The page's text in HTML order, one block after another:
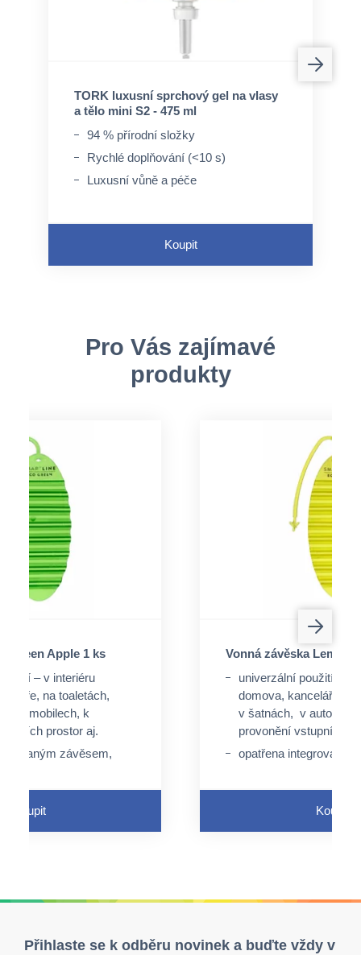
TORK luxusní sprchový gel na vlasy
a tělo mini S2 - 475 ml
94 % přírodní složky
Rychlé doplňování (<10 s)
Luxusní vůně a péče
Koupit
Pro Vás zajímavé
produkty
Green Apple 1 ks
– v interiéru
na toaletách,
automobilech, k
prostor aj.
závěsem,
otvor a pružný
průtokem tekutin
Koupit
Vonná závěska Lemon
univerzální použití – v
domova, kanceláře,
v šatnách, v
provonění vstupních
opatřena
využít perforovaný
neaktivuje se
Koupit
Přihlaste se k odběru novinek a buďte vždy v